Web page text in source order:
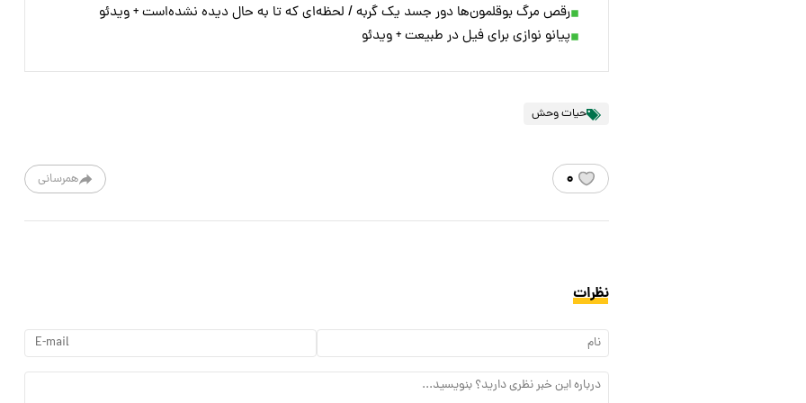
رقص مرگ بوقلمون‌ها دور جسد یک گربه / لحظه‌ای که تا به حال دیده نشده‌است + ویدئو
پیانو نوازی برای فیل در طبیعت + ویدئو
حیات وحش
همرسانی ۰
نظرات